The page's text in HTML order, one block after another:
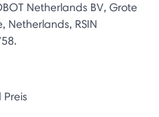
Netherlands BV, Grote
Netherlands, RSIN